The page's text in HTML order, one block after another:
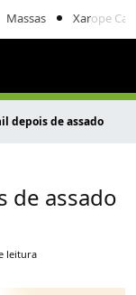
Massas Xarope
depois de assado
de assado
leitura